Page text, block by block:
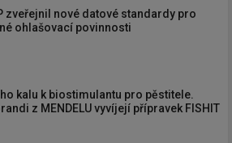
zveřejnil nové datové standardy pro
ohlašovací povinnosti
kalu k biostimulantu pro pěstitele.
z MENDELU vyvíjejí přípravek FISHIT